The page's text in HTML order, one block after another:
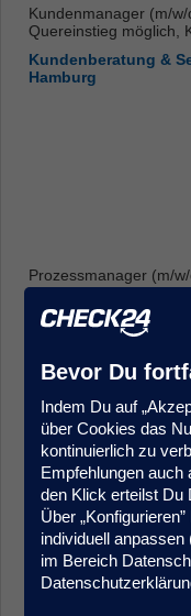
Kundenmanager (m/
Quereinstieg möglich,
Kundenberatung &
Hamburg
Prozessmanager (m/
Frankfurt
Sales Agent (m/w/d)
Kundenberatung &
München
Bevor Du
Indem Du auf
über Cookies das
kontinuierlich zu
Empfehlungen auch
den Klick erteilst Du
Über
individuell
im Bereich